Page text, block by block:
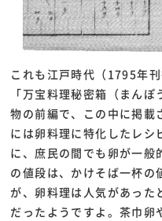
これも江戸時代（1795年刊
「万宝料理秘密箱（まん
物の前編で、この中に掲載
には卵料理に特化したレシ
に、庶民の間でも卵が一般
の値段は、かけそば一杯の
が、卵料理は人気があった
だったようですよ。茶巾